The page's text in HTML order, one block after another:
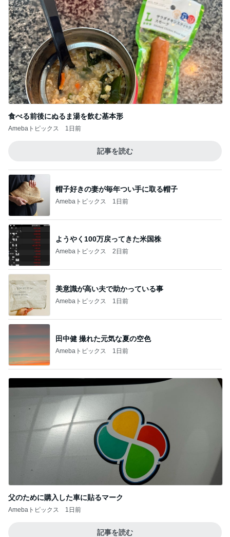
食べる前後にぬるま湯を飲む基本形
Amebaトピックス 1日前
記事を読む
帽子好きの妻が毎年つい手に取る帽子
Amebaトピックス 1日前
ようやく100万戻ってきた米国株
Amebaトピックス 2日前
美意識が高い夫で助かっている事
Amebaトピックス 1日前
田中健 撮れた元気な夏の空色
Amebaトピックス 1日前
父のために購入した車に貼るマーク
Amebaトピックス 1日前
記事を読む